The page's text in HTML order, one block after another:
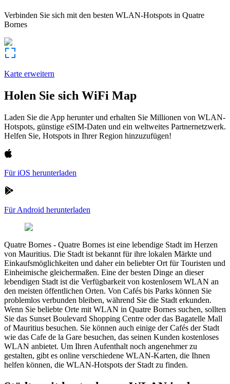
Verbinden Sie sich mit den besten WLAN-Hotspots in Quatre
Bornes
Karte erweitern
Holen Sie sich WiFi Map
Laden Sie die App herunter und erhalten Sie Millionen von WLAN-
Hotspots, günstige eSIM-Daten und ein weltweites Partnernetzwerk.
Helfen Sie, Hotspots in Ihrer Region hinzuzufügen!
Für iOS herunterladen
Für Android herunterladen
Quatre Bornes - Quatre Bornes ist eine lebendige Stadt im Herzen
von Mauritius. Die Stadt ist bekannt für ihre lokalen Märkte und
Einkaufsmöglichkeiten und daher ein beliebter Ort für Touristen und
Einheimische gleichermaßen. Eine der besten Dinge an dieser
lebendigen Stadt ist die Verfügbarkeit von kostenlosem WLAN an
den meisten öffentlichen Orten. Von Cafés bis Parks können Sie
problemlos verbunden bleiben, während Sie die Stadt erkunden.
Wenn Sie beliebte Orte mit WLAN in Quatre Bornes suchen, sollten
Sie das Sunset Boulevard Shopping Centre oder das Bagatelle Mall
of Mauritius besuchen. Sie können auch einige der Cafés der Stadt
wie das Cafe de la Gare besuchen, das seinen Kunden kostenloses
WLAN anbietet. Um Ihren Aufenthalt noch angenehmer zu
gestalten, gibt es online verschiedene WLAN-Karten, die Ihnen
helfen können, die WLAN-Hotspots der Stadt zu finden.